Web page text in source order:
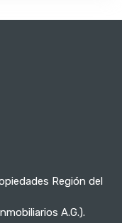
Región del
A.G.).